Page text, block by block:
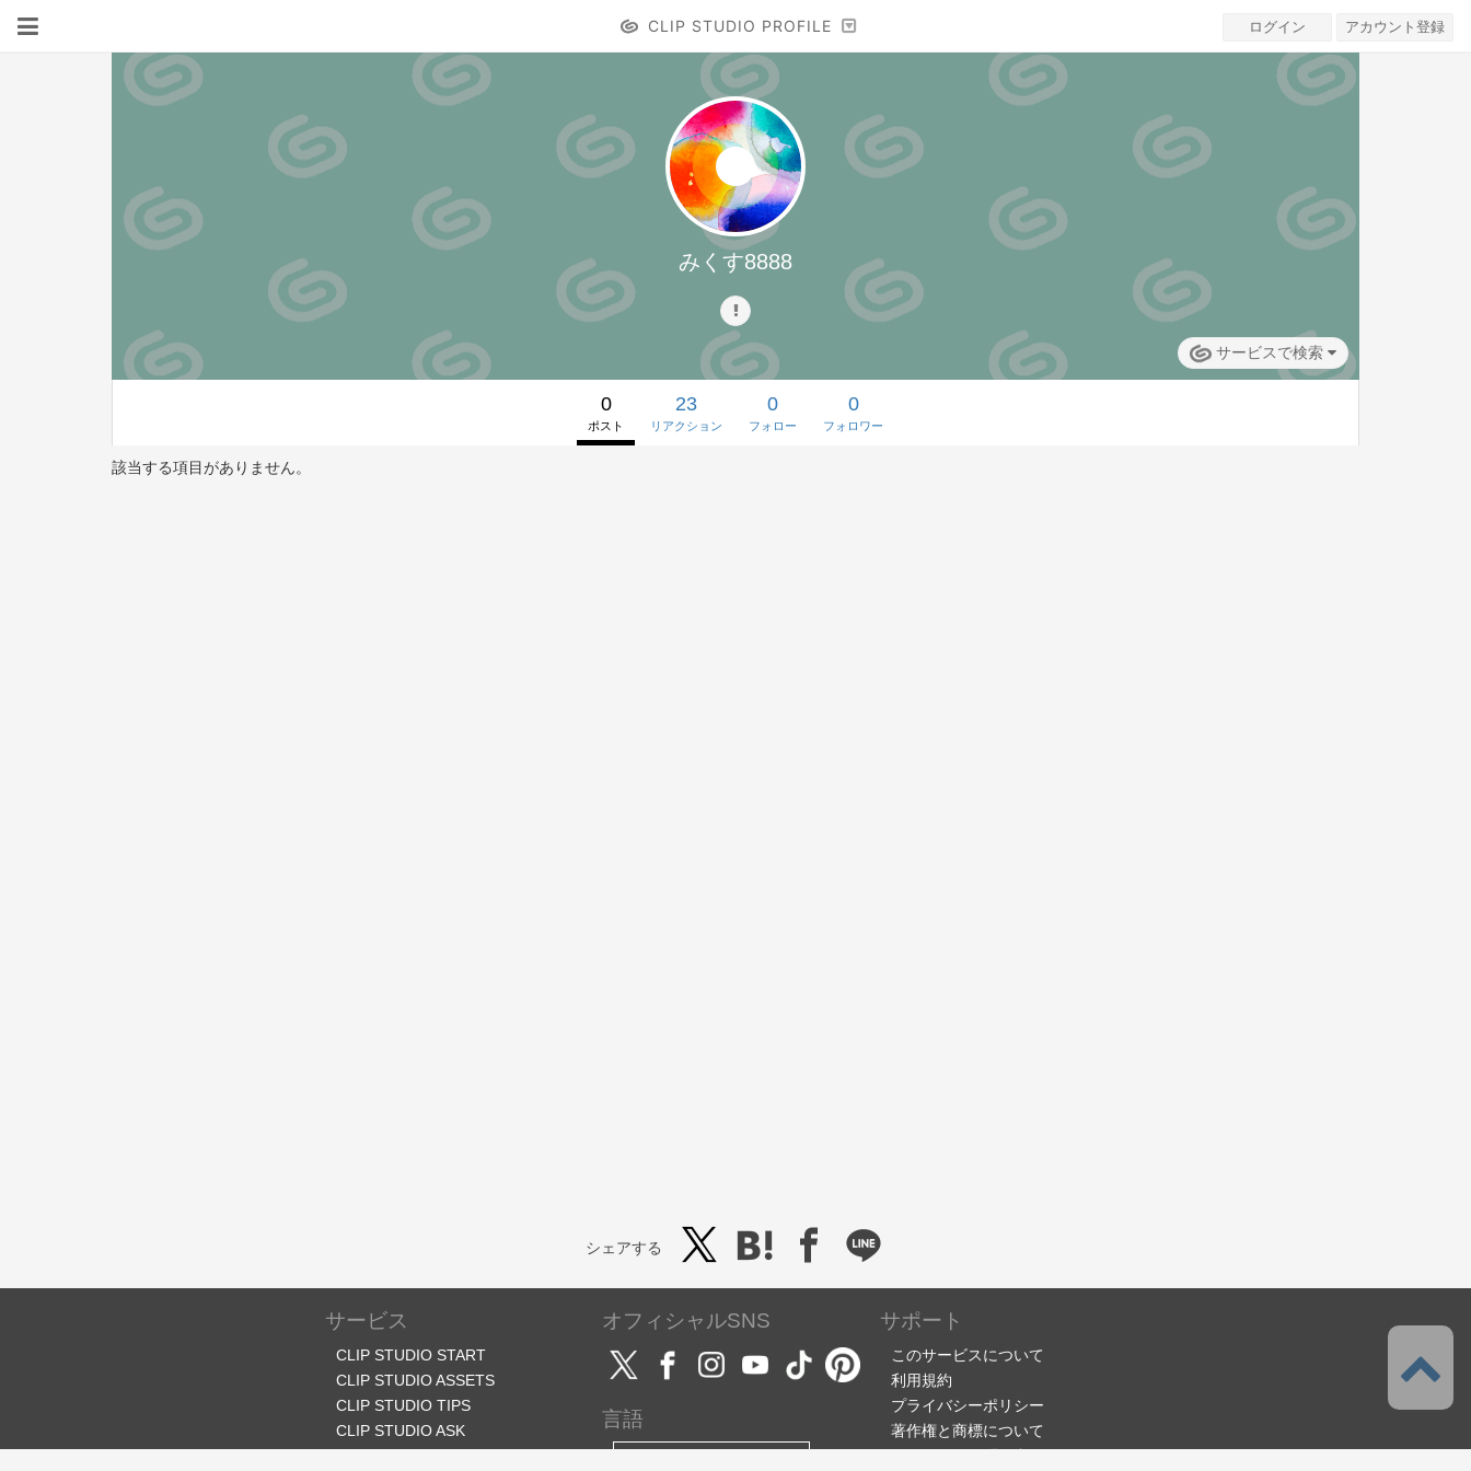
CLIP STUDIO PROFILE ログイン アカウント登録
みくす8888
サービスで検索
0
ポスト
23
リアクション
0
フォロー
0
フォロワー
該当する項目がありません。
シェアする
サービス
CLIP STUDIO START
CLIP STUDIO ASSETS
CLIP STUDIO TIPS
CLIP STUDIO ASK
オフィシャルSNS
言語
サポート
このサービスについて
利用規約
プライバシーポリシー
著作権と商標について